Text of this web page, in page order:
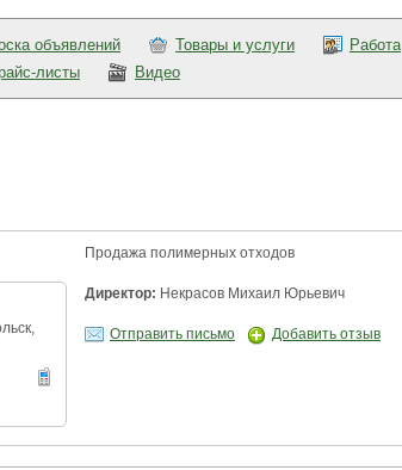
объявлений Товары и услуги Работа
листы
Видео
Продажа полимерных отходов
Директор: Некрасов Михаил Юрьевич
Отправить письмо Добавить отзыв